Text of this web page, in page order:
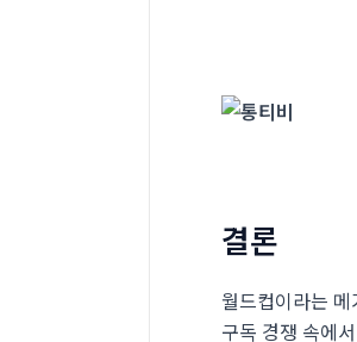
결론
월드컵이라는
구독 경쟁 속에